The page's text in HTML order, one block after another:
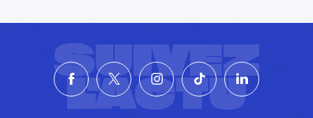
SUIVEZ
L'ACTU